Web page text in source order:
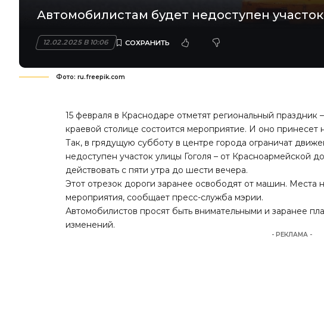
Автомобилистам будет недоступен
12.02.2025 В 10:06
Фото: ru.freepik.com
15 февраля в Краснодаре отметят региональный
краевой столице состоится мероприятие. И оно принесет
Так, в грядущую субботу в центре города ограничат
недоступен участок улицы Гоголя – от Красноармейской
действовать с пяти утра до шести вечера.
Этот отрезок дороги заранее освободят от машин. Места
мероприятия, сообщает пресс-служба мэрии.
Автомобилистов просят быть внимательными и заранее
изменений.
- РЕКЛАМА -